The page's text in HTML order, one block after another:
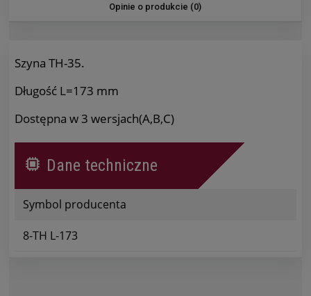
Opinie o produkcie (0)
Szyna TH-35.
Długość L=173 mm
Dostępna w 3 wersjach(A,B,C)
Dane techniczne
Symbol producenta
8-TH L-173